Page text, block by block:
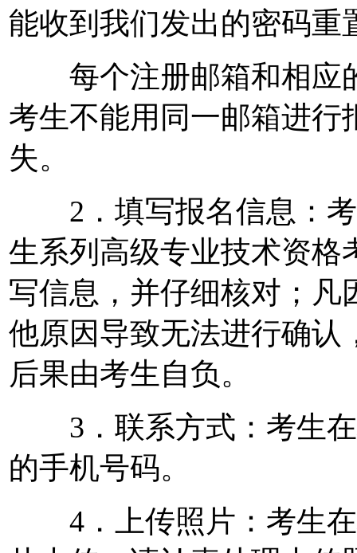
能收到我们发出的密码重
每个注册邮箱和相应
考生不能用同一邮箱进行
失。
2．填写报名信息：考
生系列高级专业技术资格
写信息，并仔细核对；凡
他原因导致无法进行确认
后果由考生自负。
3．联系方式：考生在
的手机号码。
4．上传照片：考生在